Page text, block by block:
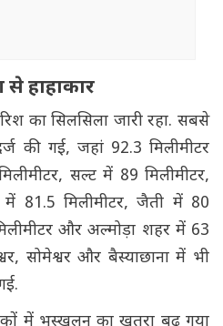
से हाहाकार
का सिलसिला जारी रहा. सबसे
की गई, जहां 92.3 मिलीमीटर
सल्ट में 89 मिलीमीटर,
81.5 मिलीमीटर, जैती में 80
और अल्मोड़ा शहर में 63
सोमेश्वर और बैस्याछाना में भी